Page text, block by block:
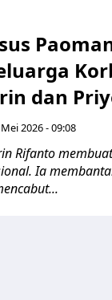
dan
2026 - 09:08
Rifanto
Ia